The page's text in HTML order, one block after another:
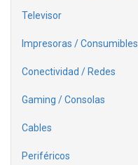
Televisor
Impresoras / Consumibles
Conectividad / Redes
Gaming / Consolas
Cables
Periféricos